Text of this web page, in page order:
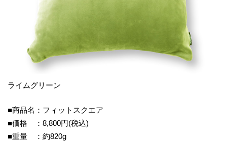
ライムグリーン
■商品名：フィットスクエア
■価格 ：8,800円(税込)
■重量 ：約820g